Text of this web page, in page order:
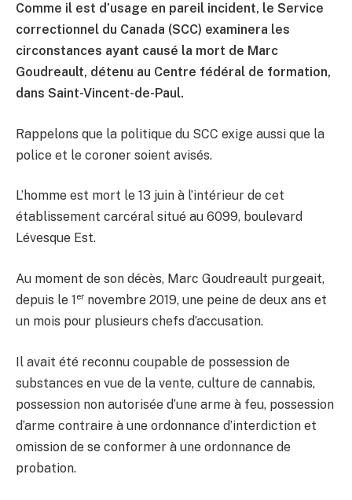
Comme il est d’usage en pareil incident, le Service
correctionnel du Canada (SCC) examinera les
circonstances ayant causé la mort de Marc
Goudreault, détenu au Centre fédéral de formation,
dans Saint-Vincent-de-Paul.
Rappelons que la politique du SCC exige aussi que la
police et le coroner soient avisés.
L’homme est mort le 13 juin à l’intérieur de cet
établissement carcéral situé au 6099, boulevard
Lévesque Est.
Au moment de son décès, Marc Goudreault purgeait,
depuis le 1 er novembre 2019, une peine de deux ans et
un mois pour plusieurs chefs d’accusation.
Il avait été reconnu coupable de possession de
substances en vue de la vente, culture de cannabis,
possession non autorisée d’une arme à feu, possession
d’arme contraire à une ordonnance d’interdiction et
omission de se conformer à une ordonnance de
probation.